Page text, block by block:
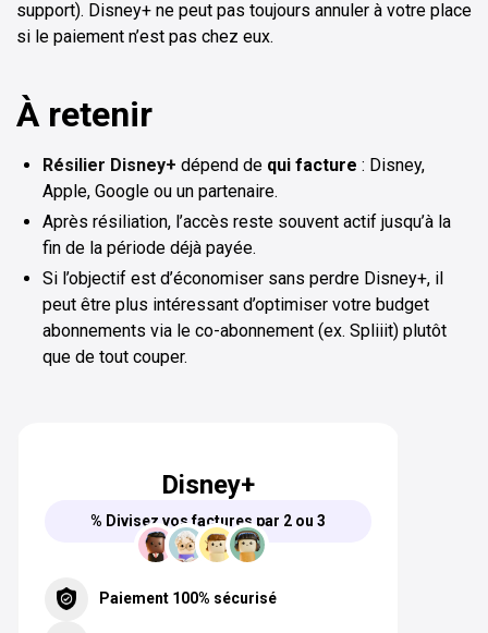
support). Disney+ ne peut pas toujours annuler à votre place
si le paiement n’est pas chez eux.
À retenir
Résilier Disney+ dépend de qui facture : Disney,
Apple, Google ou un partenaire.
Après résiliation, l’accès reste souvent actif jusqu’à la
fin de la période déjà payée.
Si l’objectif est d’économiser sans perdre Disney+, il
peut être plus intéressant d’optimiser votre budget
abonnements via le co-abonnement (ex. Spliiit) plutôt
que de tout couper.
Disney+
% Divisez vos factures par 2 ou 3
Paiement 100% sécurisé